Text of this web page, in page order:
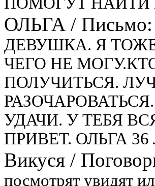
ОЛЬГА / Письмо:
ДЕВУШКА. Я
ЧЕГО НЕ
ПОЛУЧИТЬСЯ.
РАЗОЧАРОВАТЬСЯ.
УДАЧИ. У ТЕБЯ
ПРИВЕТ. ОЛЬГА 36
Викуся /
посмотрят увидят